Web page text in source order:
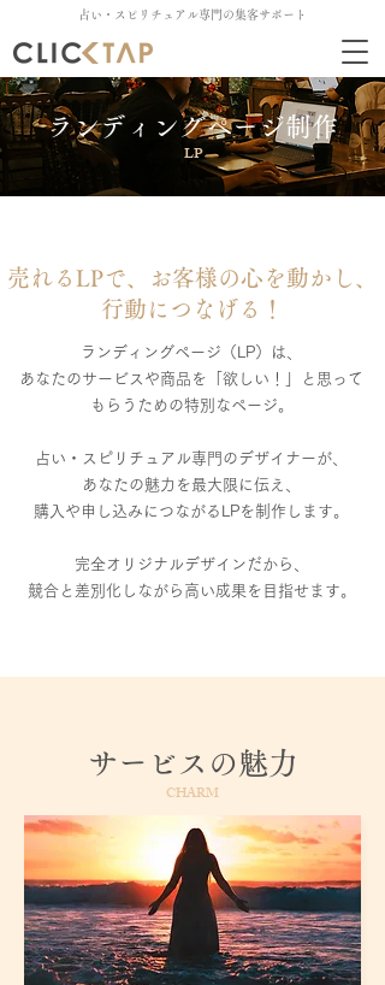
占い・スピリチュアル専門の集客サポート
ランディングページ制作
LP
売れるLPで、お客様の心を動かし、
行動につなげる！
ランディングページ（LP）は、
あなたのサービスや商品を「欲しい！」と思って
もらうための特別なページ。
占い・スピリチュアル専門のデザイナーが、
あなたの魅力を最大限に伝え、
購入や申し込みにつながるLPを制作します。
完全オリジナルデザインだから、
競合と差別化しながら高い成果を目指せます。
サービスの魅力
CHARM